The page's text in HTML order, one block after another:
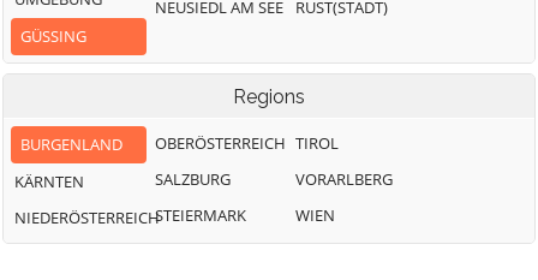
GÜSSING
NEUSIEDL AM SEE
RUST(STADT)
Regions
BURGENLAND
KÄRNTEN
NIEDERÖSTERREICH
OBERÖSTERREICH
SALZBURG
STEIERMARK
TIROL
VORARLBERG
WIEN